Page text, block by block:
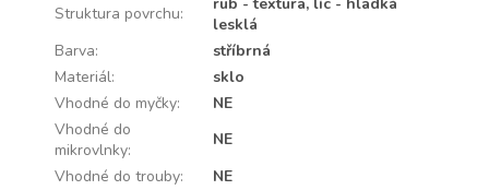
Struktura povrchu:
lesklá
Barva:
stříbrná
Materiál:
sklo
Vhodné do myčky:
NE
Vhodné do
mikrovlnky:
NE
Vhodné do trouby:
NE